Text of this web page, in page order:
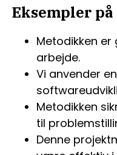
Eksempler
Metodikken
arbejde.
Vi anvender
Metodikken
til
Denne